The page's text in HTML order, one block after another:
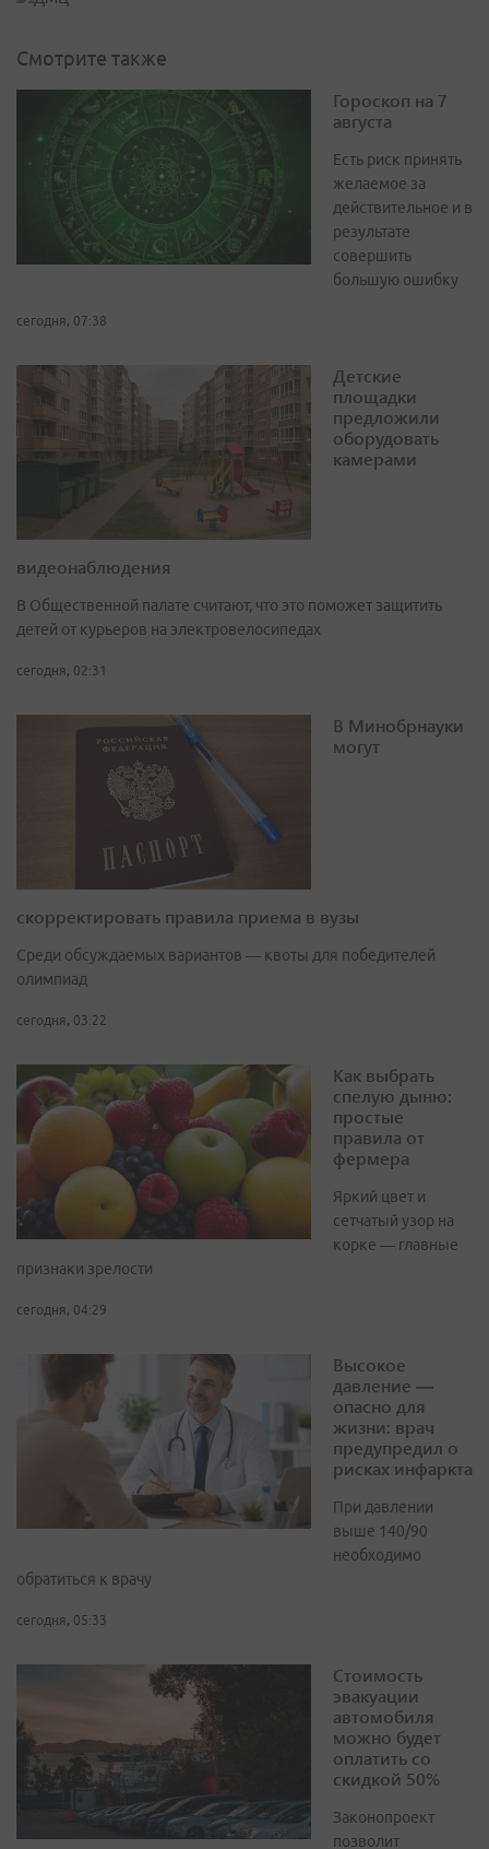
Смотрите также
Гороскоп на 7
августа
Есть риск принять
желаемое за
действительное и в
результате
совершить
большую ошибку
сегодня, 07:38
Детские
площадки
предложили
оборудовать
камерами
видеонаблюдения
В Общественной палате считают, что это поможет защитить
детей от курьеров на электровелосипедах
сегодня, 02:31
В Минобрнауки
могут
скорректировать правила приема в вузы
Среди обсуждаемых вариантов — квоты для победителей
олимпиад
сегодня, 03:22
Как выбрать
спелую дыню:
простые
правила от
фермера
Яркий цвет и
сетчатый узор на
корке — главные
признаки зрелости
сегодня, 04:29
Высокое
давление —
опасно для
жизни: врач
предупредил о
рисках инфаркта
При давлении
выше 140/90
необходимо
обратиться к врачу
сегодня, 05:33
Стоимость
эвакуации
автомобиля
можно будет
оплатить со
скидкой 50%
Законопроект
позволит